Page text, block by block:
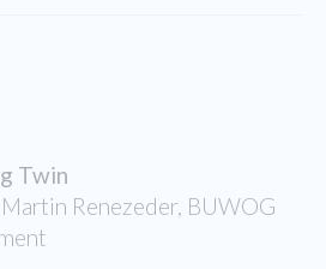
Twin
Renezeder, BUWOG